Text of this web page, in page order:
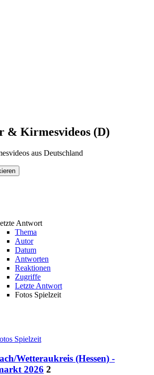
& Kirmesvideos (D)
aus Deutschland
Antwort
Thema
Autor
Datum
Antworten
Reaktionen
Zugriffe
Letzte Antwort
Fotos Spielzeit
Spielzeit
Wetteraukreis (Hessen) -
2026 2